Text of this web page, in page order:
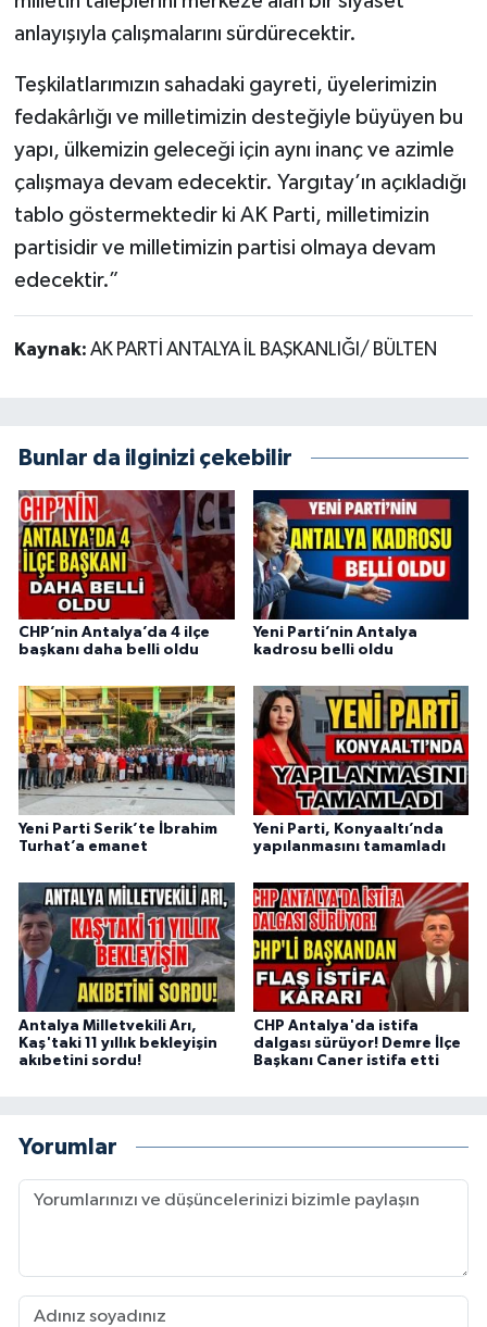
anlayışıyla çalışmalarını sürdürecektir.
Teşkilatlarımızın sahadaki gayreti, üyelerimizin
fedakârlığı ve milletimizin desteğiyle büyüyen bu
yapı, ülkemizin geleceği için aynı inanç ve azimle
çalışmaya devam edecektir. Yargıtay’ın açıkladığı
tablo göstermektedir ki AK Parti, milletimizin
partisidir ve milletimizin partisi olmaya devam
edecektir.”
Kaynak: AK PARTİ ANTALYA İL BAŞKANLIĞI/ BÜLTEN
Bunlar da ilginizi çekebilir
CHP’nin Antalya’da 4 ilçe
başkanı daha belli oldu
Yeni Parti’nin Antalya
kadrosu belli oldu
Yeni Parti Serik’te İbrahim
Turhat’a emanet
Yeni Parti, Konyaaltı’nda
yapılanmasını tamamladı
Antalya Milletvekili Arı,
Kaş'taki 11 yıllık bekleyişin
akıbetini sordu!
CHP Antalya'da istifa
dalgası sürüyor! Demre İlçe
Başkanı Caner istifa etti
Yorumlar